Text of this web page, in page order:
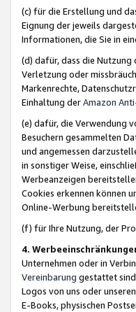
(c) für die Erstellung und
Eignung der jeweils
Informationen, die Sie in
(d) dafür, dass die
Verletzung oder
Markenrechte,
Einhaltung derAmazon
(e) dafür, die Verwendung
Besuchern gesammelten
und angemessen
in sonstiger Weise,
Werbeanzeigen
Cookies erkennen können
Online-Werbung
(f) für Ihre Nutzung, der
4.
Unternehmen oder in
Vereinbarung gestattet
Logos von uns oder
E-Books, physischen